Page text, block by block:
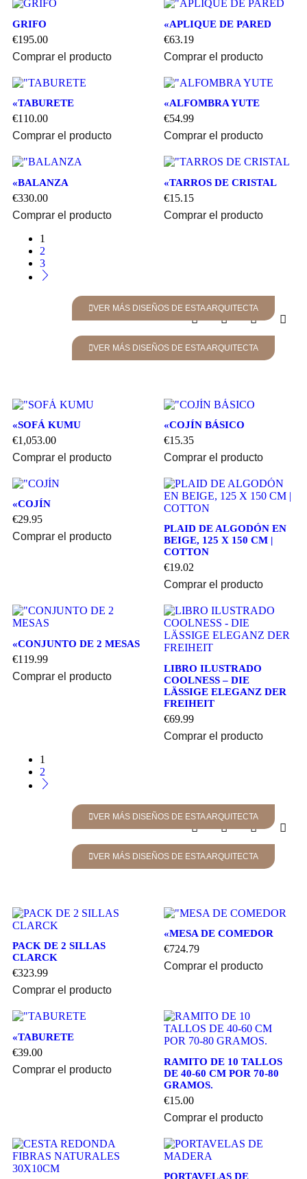
GRIFO
€195.00
Comprar el producto
«APLIQUE DE PARED
€63.19
Comprar el producto
«TABURETE
€110.00
Comprar el producto
«ALFOMBRA YUTE
€54.99
Comprar el producto
«BALANZA
€330.00
Comprar el producto
«TARROS DE CRISTAL
€15.15
Comprar el producto
1
2
3
VER MÁS DISEÑOS DE ESTA ARQUITECTA
VER MÁS DISEÑOS DE ESTA ARQUITECTA
«SOFÁ KUMU
€1,053.00
Comprar el producto
«COJÍN BÁSICO
€15.35
Comprar el producto
«COJÍN
€29.95
Comprar el producto
PLAID DE ALGODÓN EN
BEIGE, 125 X 150 CM |
COTTON
€19.02
Comprar el producto
«CONJUNTO DE 2 MESAS
€119.99
Comprar el producto
LIBRO ILUSTRADO
COOLNESS – DIE
LÄSSIGE ELEGANZ DER
FREIHEIT
€69.99
Comprar el producto
1
2
VER MÁS DISEÑOS DE ESTA ARQUITECTA
VER MÁS DISEÑOS DE ESTA ARQUITECTA
PACK DE 2 SILLAS
CLARCK
€323.99
Comprar el producto
«MESA DE COMEDOR
€724.79
Comprar el producto
«TABURETE
€39.00
Comprar el producto
RAMITO DE 10 TALLOS
DE 40-60 CM POR 70-80
GRAMOS.
€15.00
Comprar el producto
PORTAVELAS DE